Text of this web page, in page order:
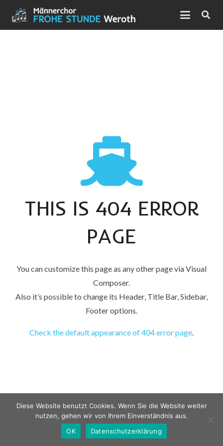
THIS IS 404 ERROR
PAGE
You can customize this page as any other page via Visual
Composer.
Also it’s possible to change its Header, Title Bar, Sidebar,
Footer options.
Check the default appearance of 404 error page.
Diese Website benutzt Cookies. Wenn Sie die Website weiter
nutzen, gehen wir von Ihrem Einverständnis aus.
OK
Datenschutzerklärung